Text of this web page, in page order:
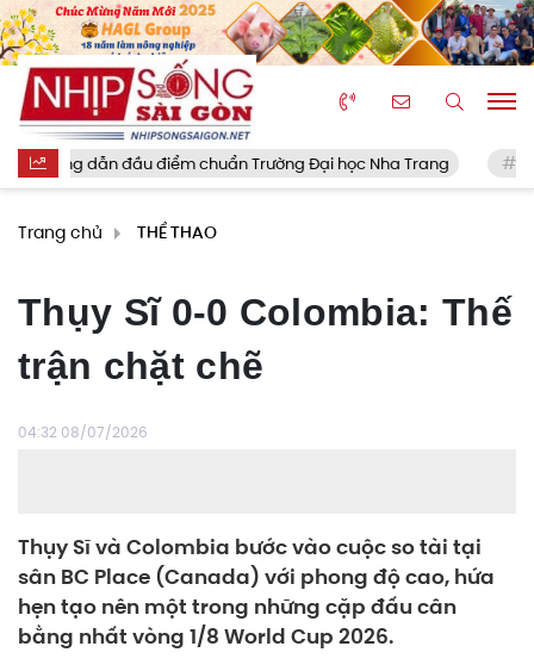
dẫn đầu điểm chuẩn Trường Đại học Nha Trang
Trang chủ THỂ THAO
Thụy Sĩ 0-0 Colombia: Thế
trận chặt chẽ
04:32 08/07/2026
Thụy Sĩ và Colombia bước vào cuộc so tài tại
sân BC Place (Canada) với phong độ cao, hứa
hẹn tạo nên một trong những cặp đấu cân
bằng nhất vòng 1/8 World Cup 2026.